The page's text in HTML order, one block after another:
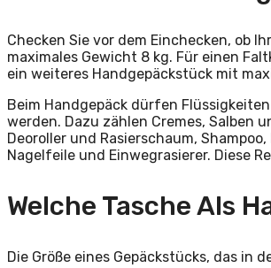
Checken Sie vor dem Einchecken, ob
maximales Gewicht 8 kg. Für einen
ein weiteres Handgepäckstück mit
Beim Handgepäck dürfen
werden. Dazu zählen Cremes, Salben
Deoroller und Rasierschaum,
Nagelfeile und Einwegrasierer. Diese
Welche Tasche Als
Die Größe eines Gepäckstücks, das